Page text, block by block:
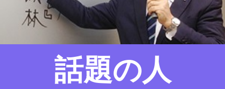
漢字の歴史
苗字100のルーツ
話題の人